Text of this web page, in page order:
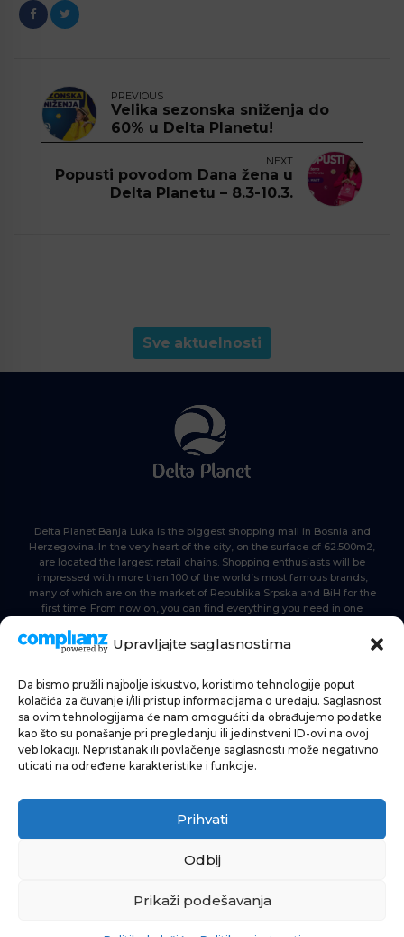
Upravljajte saglasnostima
Da bismo pružili najbolje iskustvo, koristimo tehnologije poput
kolačića za čuvanje i/ili pristup informacijama o uređaju. Saglasnost
sa ovim tehnologijama će nam omogućiti da obrađujemo podatke
kao što su ponašanje pri pregledanju ili jedinstveni ID-ovi na ovoj
veb lokaciji. Nepristanak ili povlačenje saglasnosti može negativno
uticati na određene karakteristike i funkcije.
Prihvati
Odbij
Prikaži podešavanja
PREVIOUS
Velika sezonska sniženja do
60% u Delta Planetu!
NEXT
Popusti povodom Dana žena u
Delta Planetu – 8.3-10.3.
Sve aktuelnosti
Delta Planet Banja Luka is the biggest shopping mall in Bosnia and
Herzegovina. In the very heart of the city, on the surface of 62.500m2,
are located the largest retail chains. Shopping enthusiasts will be
impressed with more than 100 of the world’s most famous brands,
many of which are on the market of Republika Srpska and BiH for the
first time. From now on, you can find everything you need in one
HOME
SHOPPING
NEWS
ENTERTAINMENT